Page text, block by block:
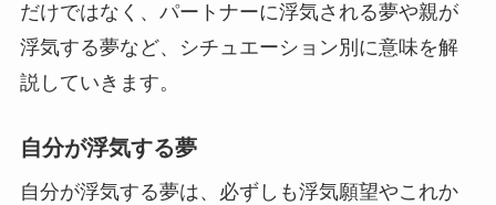
だけではなく、パートナーに浮気される夢や親が
浮気する夢など、シチュエーション別に意味を解
説していきます。
自分が浮気する夢
自分が浮気する夢は、必ずしも浮気願望やこれか